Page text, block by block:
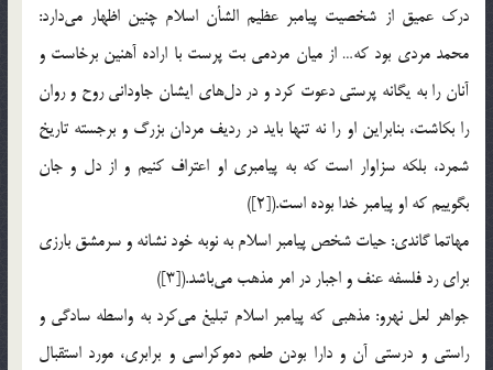
درك عميق از شخصيت پيامبر عظيم الشأن اسلام چنين اظهار مي‌دارد:
محمد مردي بود كه… از ميان مردمي بت پرست با اراده آهنين برخاست و
آنان را به يگانه پرستي دعوت كرد و در دل‌هاي ايشان جاوداني روح و روان
را بكاشت، بنابراين او را نه تنها بايد در رديف مردان بزرگ و برجسته تاريخ
شمرد، بلكه سزاوار است كه به پيامبري او اعتراف كنيم و از دل و جان
بگوييم كه او پيامبر خدا بوده است.([2])
مهاتما گاندي: حيات شخص پيامبر اسلام به نوبه خود نشانه و سرمشق بارزي
براي رد فلسفه عنف و اجبار در امر مذهب مي‌باشد.([3])
جواهر لعل نهرو: مذهبي كه پيامبر اسلام تبليغ مي‌كرد به واسطه سادگي و
راستي و درستي آن و دارا بودن طعم دموكراسي و برابري، مورد استقبال